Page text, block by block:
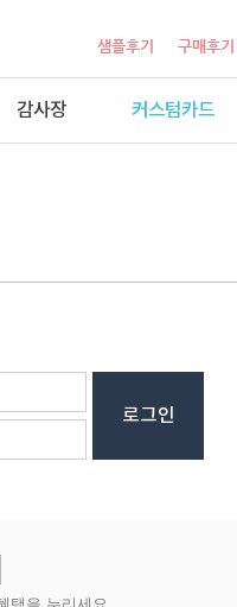
샘플후기 구매후기
감사장 커스텀카드